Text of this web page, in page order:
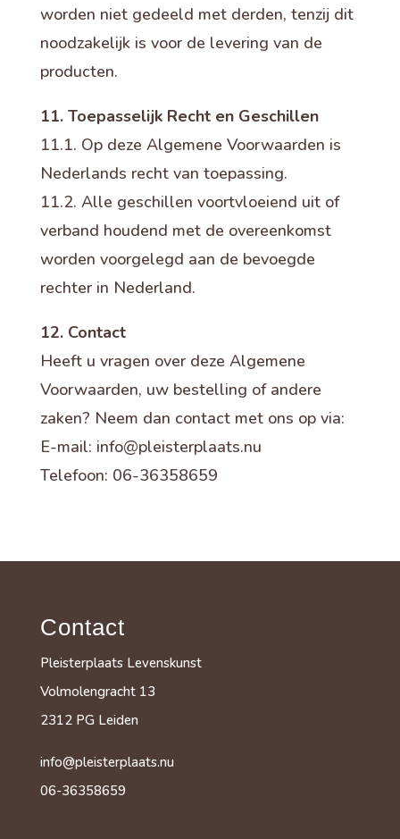
worden niet gedeeld met derden, tenzij dit
noodzakelijk is voor de levering van de
producten.
11. Toepasselijk Recht en Geschillen
11.1. Op deze Algemene Voorwaarden is
Nederlands recht van toepassing.
11.2. Alle geschillen voortvloeiend uit of
verband houdend met de overeenkomst
worden voorgelegd aan de bevoegde
rechter in Nederland.
12. Contact
Heeft u vragen over deze Algemene
Voorwaarden, uw bestelling of andere
zaken? Neem dan contact met ons op via:
E-mail: info@pleisterplaats.nu
Telefoon: 06-36358659
Contact
Pleisterplaats Levenskunst
Volmolengracht 13
2312 PG Leiden
info@pleisterplaats.nu
06-36358659